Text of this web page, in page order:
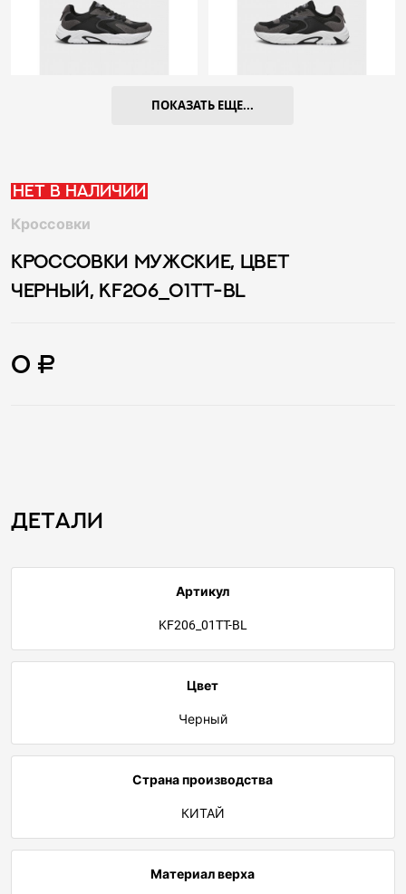
ПОКАЗАТЬ ЕЩЕ...
Нет в наличии
Кроссовки
КРОССОВКИ МУЖСКИЕ, ЦВЕТ
ЧЕРНЫЙ, KF206_01TT-BL
0 ₽
Детали
Артикул
KF206_01TT-BL
Цвет
Черный
Страна производства
КИТАЙ
Материал верха